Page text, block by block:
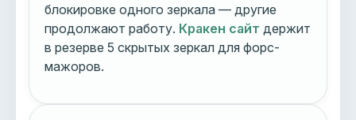
блокировке одного зеркала — другие
продолжают работу. Кракен сайт держит
в резерве 5 скрытых зеркал для форс-
мажоров.